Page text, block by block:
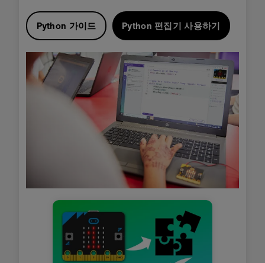
Python 가이드 Python 편집기 사용하기